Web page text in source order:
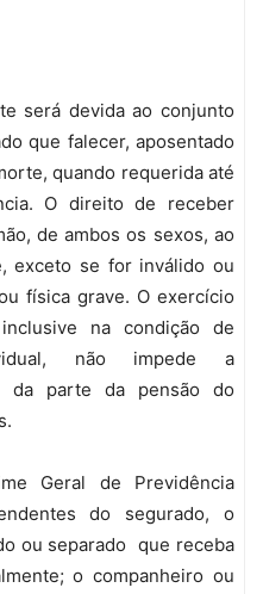
será devida ao conjunto
que falecer, aposentado
quando requerida até
O direito de receber
de ambos os sexos, ao
exceto se for inválido ou
física grave. O exercício
na condição de
não impede a
da parte da pensão do
Geral de Previdência
do segurado, o
ou separado que receba
o companheiro ou